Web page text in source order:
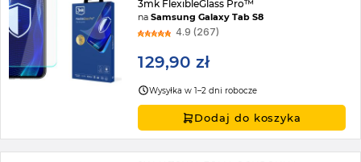
3mk FlexibleGlass Pro™
naSamsung Galaxy Tab S8
4.9 (267)
129,90 zł
Wysyłka w 1–2 dni robocze
Dodaj do koszyka